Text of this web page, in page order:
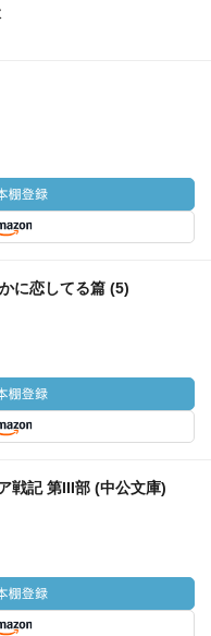
に恋してる篇 (5)
戦記 第III部 (中公文庫)